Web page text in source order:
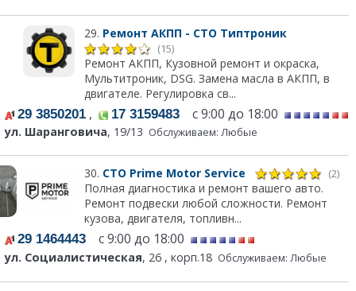
29. Ремонт АКПП - СТО Типтроник
(15)
Ремонт АКПП, Кузовной ремонт и окраска,
Мультитроник, DSG. Замена масла в АКПП, в
двигателе. Регулировка св...
29 3850201 , 17 3159483 с 9:00 до 18:00
ул. Шаранговича, 19/13 Обслуживаем: Любые
30. СТО Prime Motor Service (2)
Полная диагностика и ремонт вашего авто.
Ремонт подвески любой сложности. Ремонт
кузова, двигателя, топливн...
29 1464443 с 9:00 до 18:00
ул. Социалистическая, 26 , корп.18 Обслуживаем: Любые